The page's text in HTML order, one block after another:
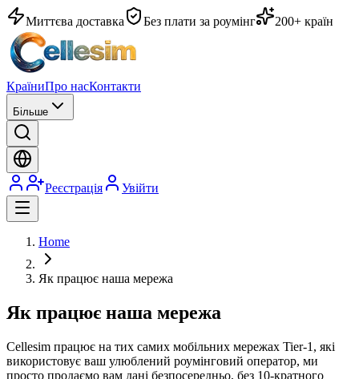
Миттєва доставка Без плати за роумінг 200+ країн
КраїниПро насКонтакти
Більше
Реєстрація Увійти
Home
Як працює наша мережа
Як працює наша мережа
Cellesim працює на тих самих мобільних мережах Tier-1, які
використовує ваш улюблений роумінговий оператор, ми
просто продаємо вам дані безпосередньо, без 10-кратного